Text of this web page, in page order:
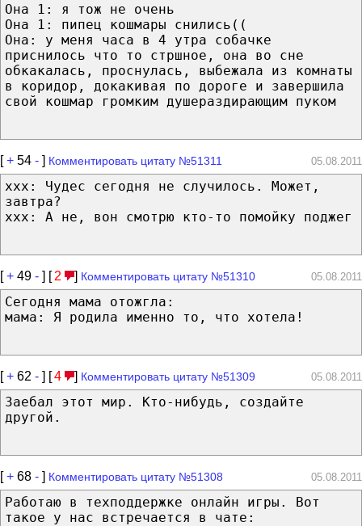
Она 1: я тож не очень
Она 1: пипец кошмары снились((
Она: у меня часа в 4 утра собачке
приснилось что то стршное, она во сне
обкакалась, проснулась, выбежала из комнаты
в коридор, докакивая по дороге и завершила
свой кошмар громким душераздирающим пуком
[+ 54 - ] Комментировать цитату №51311 05.08.2011
xxx: Чудес сегодня не случилось. Может,
завтра?
xxx: А не, вон смотрю кто-то помойку поджег
[+ 49 - ] [ 2 ] Комментировать цитату №51310 05.08.2011
Сегодня мама отожгла:
мама: Я родила именно то, что хотела!
[+ 62 - ] [4 ] Комментировать цитату №51309 05.08.2011
Заебал этот мир. Кто-нибудь, создайте
другой.
[+ 68 - ] Комментировать цитату №51308 05.08.2011
Работаю в техподдержке онлайн игры. Вот
такое у нас встречается в чате: